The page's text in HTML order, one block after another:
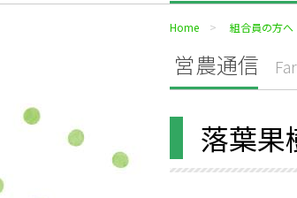
Home 組合員の方へ
営農通信
落葉果